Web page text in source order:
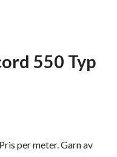
550 Typ
per meter. Garn av